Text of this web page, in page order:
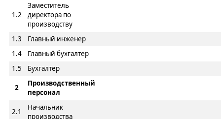
1.2
Заместитель
директора по
производству
1.3
Главный инженер
1.4
Главный бухгалтер
1.5
Бухгалтер
2
Производственный
персонал
2.1
Начальник
производства